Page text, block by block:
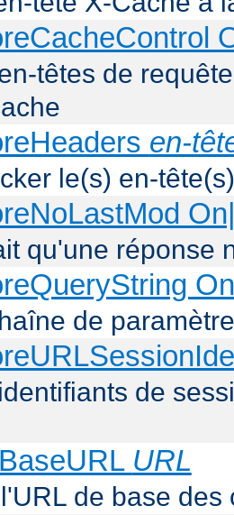
têtes de
en-
le(s) en-
qu'une réponse
de
de
URL
de base